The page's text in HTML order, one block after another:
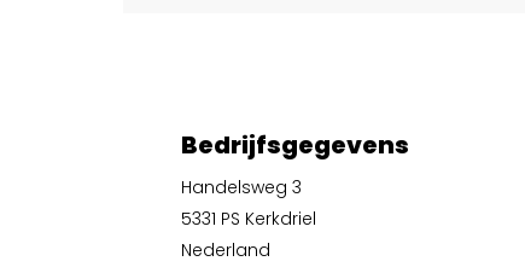
Bedrijfsgegevens
Handelsweg 3
5331 PS Kerkdriel
Nederland